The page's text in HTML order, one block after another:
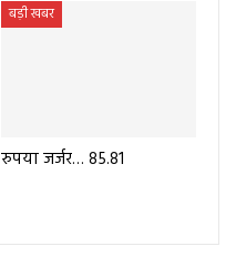
बड़ी खबर
रुपया जर्जर… 85.81